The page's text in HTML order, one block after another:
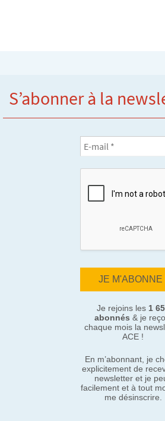
S’abonner à la
Je rejoins les 1
abonnés & je
chaque mois la
ACE !
En m’abonnant, je
explicitement de
newsletter et je
facilement et à tout
me désinscrire.